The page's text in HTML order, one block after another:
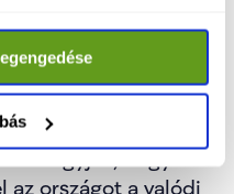
van a
Fidesz is érzi. A
világossá tette:
az országot a valódi